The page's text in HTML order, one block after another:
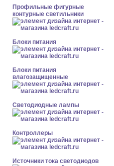
Профильные фигурные
контурные светильники
Блоки питания
Блоки питания
влагозащищенные
Светодиодные лампы
Контроллеры
Источники тока светодиодов